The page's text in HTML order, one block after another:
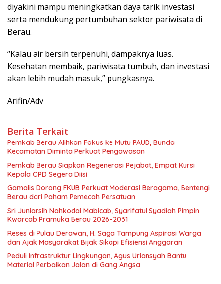
diyakini mampu meningkatkan daya tarik investasi
serta mendukung pertumbuhan sektor pariwisata di
Berau.
“Kalau air bersih terpenuhi, dampaknya luas.
Kesehatan membaik, pariwisata tumbuh, dan investasi
akan lebih mudah masuk,” pungkasnya.
Arifin/Adv
Berita Terkait
Pemkab Berau Alihkan Fokus ke Mutu PAUD, Bunda
Kecamatan Diminta Perkuat Pengawasan
Pemkab Berau Siapkan Regenerasi Pejabat, Empat Kursi
Kepala OPD Segera Diisi
Gamalis Dorong FKUB Perkuat Moderasi Beragama, Bentengi
Berau dari Paham Pemecah Persatuan
Sri Juniarsih Nahkodai Mabicab, Syarifatul Syadiah Pimpin
Kwarcab Pramuka Berau 2026–2031
Reses di Pulau Derawan, H. Saga Tampung Aspirasi Warga
dan Ajak Masyarakat Bijak Sikapi Efisiensi Anggaran
Peduli Infrastruktur Lingkungan, Agus Uriansyah Bantu
Material Perbaikan Jalan di Gang Angsa